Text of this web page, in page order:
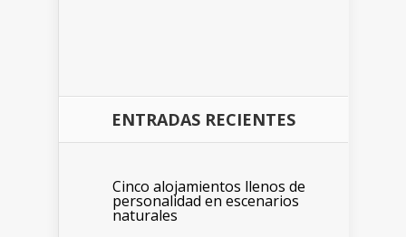
ENTRADAS RECIENTES
Cinco alojamientos llenos de
personalidad en escenarios
naturales